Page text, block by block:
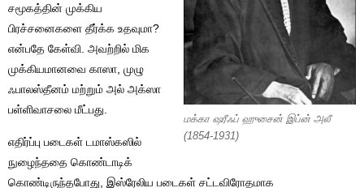
மக்கா ஷரீஃப் ஹுசைன் இப்ன் அலீ
(1854-1931)
சமூகத்தின் முக்கிய
பிரச்சனைகளை தீர்க்க உதவுமா?
என்பதே கேள்வி. அவற்றில் மிக
முக்கியமானவை காஸா, முழு
ஃபாலஸ்தீனம் மற்றும் அல் அக்ஸா
பள்ளிவாசலை மீட்பது.
எதிர்ப்பு படைகள் டமாஸ்கஸில்
நுழைந்ததை கொண்டாடிக்
கொண்டிருந்தபோது, இஸ்ரேலிய படைகள் சட்டவிரோதமாக